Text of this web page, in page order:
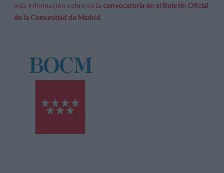
más información sobre esta convocatoria en el Boletín Oficial
de la Comunidad de Madrid.